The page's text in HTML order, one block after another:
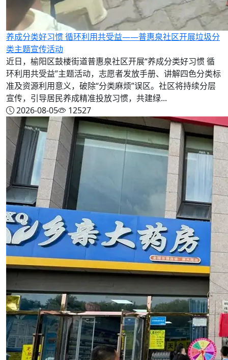
养成分类好习惯 循环利用共受益——普惠泉社区开展垃圾分
类主题宣传活动
近日，榆阳区鼓楼街道普惠泉社区开展“养成分类好习惯 循
环利用共受益”主题活动，志愿者发放手册、讲解四色分类标
准及资源利用意义，破除“分类麻烦”误区。社区将持续分层
宣传，引导居民养成精准投放习惯，共建绿...
2026-08-05
12527